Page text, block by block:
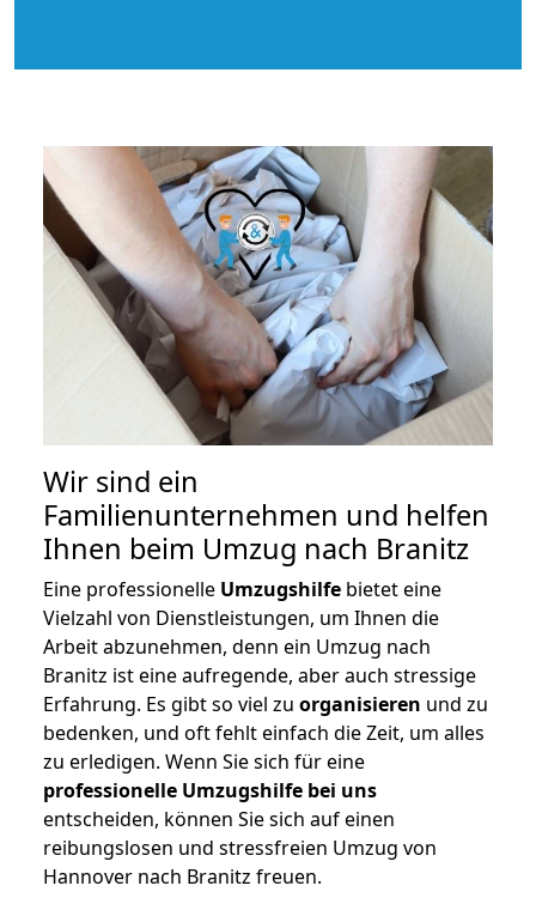
Wir sind ein
Familienunternehmen und helfen
Ihnen beim Umzug nach Branitz
Eine professionelle Umzugshilfe bietet eine
Vielzahl von Dienstleistungen, um Ihnen die
Arbeit abzunehmen, denn ein Umzug nach
Branitz ist eine aufregende, aber auch stressige
Erfahrung. Es gibt so viel zu organisieren und zu
bedenken, und oft fehlt einfach die Zeit, um alles
zu erledigen. Wenn Sie sich für eine
professionelle Umzugshilfe bei uns
entscheiden, können Sie sich auf einen
reibungslosen und stressfreien Umzug von
Hannover nach Branitz freuen.